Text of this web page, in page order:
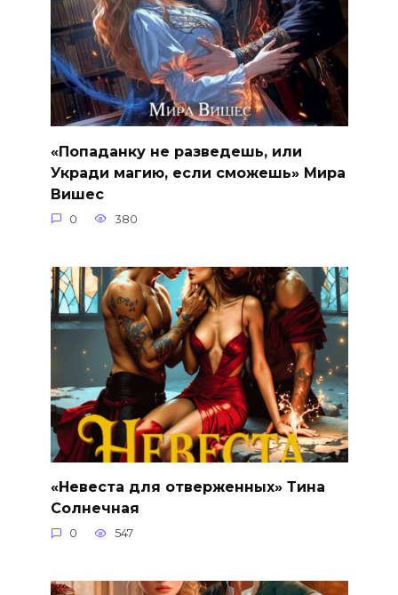
«Попаданку не разведешь, или
Укради магию, если сможешь» Мира
Вишес
0 380
«Невеста для отверженных» Тина
Солнечная
0 547